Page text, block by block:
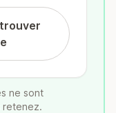
ne sont
retenez.